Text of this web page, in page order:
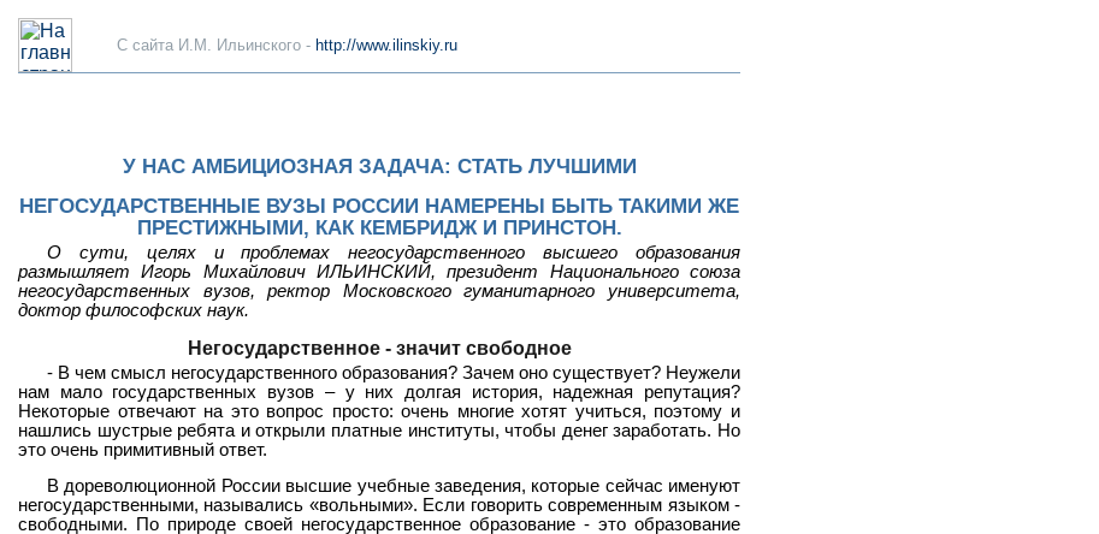
C сайта И.М. Ильинского - http://www.ilinskiy.ru
У НАС АМБИЦИОЗНАЯ ЗАДАЧА: СТАТЬ ЛУЧШИМИ
НЕГОСУДАРСТВЕННЫЕ ВУЗЫ РОССИИ НАМЕРЕНЫ БЫТЬ ТАКИМИ ЖЕ
ПРЕСТИЖНЫМИ, КАК КЕМБРИДЖ И ПРИНСТОН.
О сути, целях и проблемах негосударственного высшего образования
размышляет Игорь Михайлович ИЛЬИНСКИЙ, президент Национального союза
негосударственных вузов, ректор Московского гуманитарного университета,
доктор философских наук.
Негосударственное - значит свободное
- В чем смысл негосударственного образования? Зачем оно существует? Неужели
нам мало государственных вузов – у них долгая история, надежная репутация?
Некоторые отвечают на это вопрос просто: очень многие хотят учиться, поэтому и
нашлись шустрые ребята и открыли платные институты, чтобы денег заработать. Но
это очень примитивный ответ.
В дореволюционной России высшие учебные заведения, которые сейчас именуют
негосударственными, назывались «вольными». Если говорить современным языком -
свободными. По природе своей негосударственное образование - это образование